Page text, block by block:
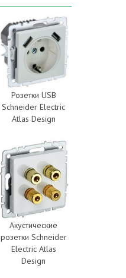
Розетки USB
Schneider Electric
Atlas Design
Акустические
розетки Schneider
Electric Atlas
Design